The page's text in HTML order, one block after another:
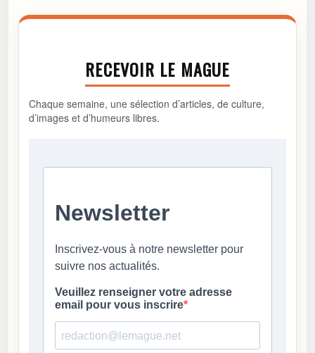
RECEVOIR LE MAGUE
Chaque semaine, une sélection d’articles, de culture,
d’images et d’humeurs libres.